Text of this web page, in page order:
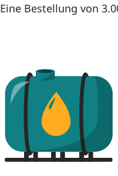
Eine Bestellung von